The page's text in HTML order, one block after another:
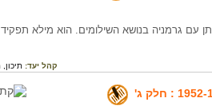
גרמניה בנושא השילומים. הוא מילא תפקיד
קהל יעד: תיכון,